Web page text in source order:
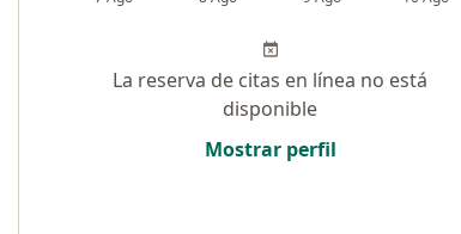
La reserva de citas en línea no está
disponible
Mostrar perfil